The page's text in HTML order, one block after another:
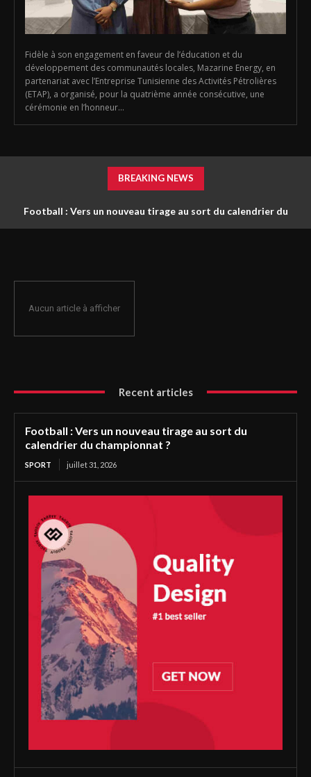
Fidèle à son engagement en faveur de l’éducation et du
développement des communautés locales, Mazarine Energy, en
partenariat avec l’Entreprise Tunisienne des Activités Pétrolières
(ETAP), a organisé, pour la quatrième année consécutive, une
cérémonie en l’honneur...
BREAKING NEWS
Football : Vers un nouveau tirage au sort du calendrier du
Aucun article à afficher
Recent articles
Football : Vers un nouveau tirage au sort du
calendrier du championnat ?
SPORT juillet 31, 2026